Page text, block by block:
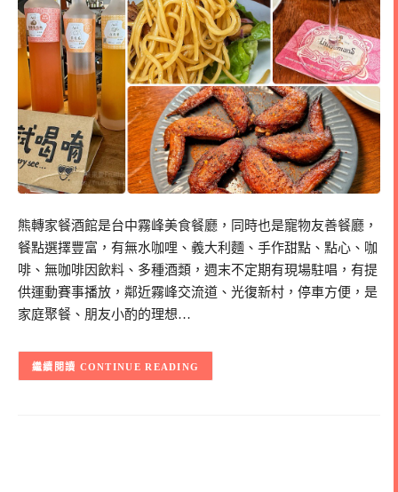
熊轉家餐酒館是台中霧峰美食餐廳，同時也是寵物友善餐廳，
餐點選擇豐富，有無水咖哩、義大利麵、手作甜點、點心、咖
啡、無咖啡因飲料、多種酒類，週末不定期有現場駐唱，有提
供運動賽事播放，鄰近霧峰交流道、光復新村，停車方便，是
家庭聚餐、朋友小酌的理想…
CONTINUE READING